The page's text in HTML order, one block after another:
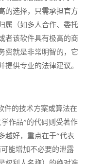
的选择，只需承担官方
属（如多人合作、委托
者该软件具有极高的商
费就是非常明智的，它
提供专业的法律建议。
的技术方案或算法在
作品”的代码则受著作
越好，重点在于“代表
能增加不必要的泄露